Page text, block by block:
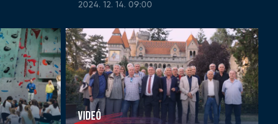
2024. 12. 14. 09:00
VIDEÓ